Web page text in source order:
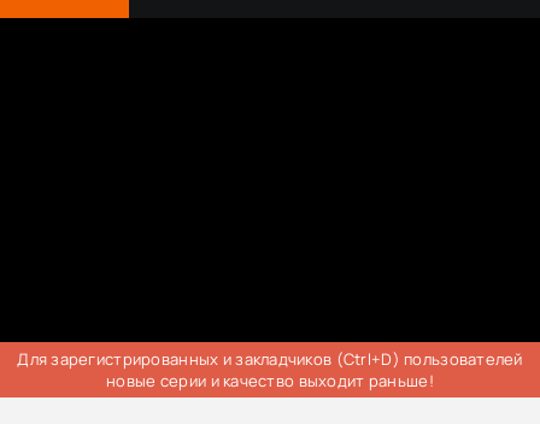
Для зарегистрированных и закладчиков (Ctrl+D) пользователей
новые серии и качество выходит раньше!